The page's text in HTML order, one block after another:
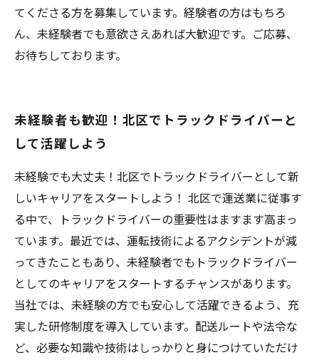
てくださる方を募集しています。経験者の方はもちろ
ん、未経験者でも意欲さえあれば大歓迎です。ご応募、
お待ちしております。
未経験者も歓迎！北区でトラックドライバーと
して活躍しよう
未経験でも大丈夫！北区でトラックドライバーとして新
しいキャリアをスタートしよう！ 北区で運送業に従事す
る中で、トラックドライバーの重要性はますます高まっ
ています。最近では、運転技術によるアクシデントが減
ってきたこともあり、未経験者でもトラックドライバー
としてのキャリアをスタートするチャンスがあります。
当社では、未経験の方でも安心して活躍できるよう、充
実した研修制度を導入しています。配送ルートや法令な
ど、必要な知識や技術はしっかりと身につけていただけ